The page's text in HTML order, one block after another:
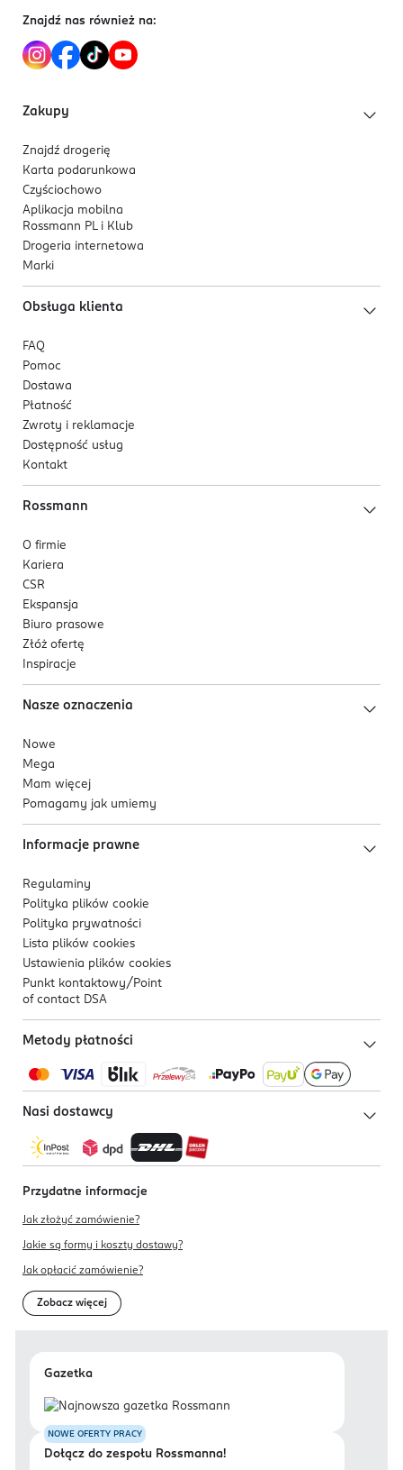
Znajdź nas również na:
Zakupy
Znajdź drogerię
Karta podarunkowa
Czyściochowo
Aplikacja mobilna
Rossmann PL i Klub
Drogeria internetowa
Marki
Obsługa klienta
FAQ
Pomoc
Dostawa
Płatność
Zwroty i reklamacje
Dostępność usług
Kontakt
Rossmann
O firmie
Kariera
CSR
Ekspansja
Biuro prasowe
Złóż ofertę
Inspiracje
Nasze oznaczenia
Nowe
Mega
Mam więcej
Pomagamy jak umiemy
Informacje prawne
Regulaminy
Polityka plików cookie
Polityka prywatności
Lista plików cookies
Ustawienia plików cookies
Punkt kontaktowy/ Point
of contact DSA
Metody płatności
Nasi dostawcy
Przydatne informacje
Jak złożyć zamówienie?
Jakie są formy i koszty dostawy?
Jak opłacić zamówienie?
Zobacz więcej
Gazetka
NOWE OFERTY PRACY
Dołącz do zespołu Rossmanna!